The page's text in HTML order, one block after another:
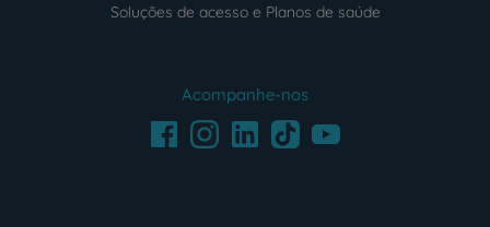
Soluções de acesso e Planos de saúde
Acompanhe-nos
FacebookInstagramLinkedInTikTokYoutube